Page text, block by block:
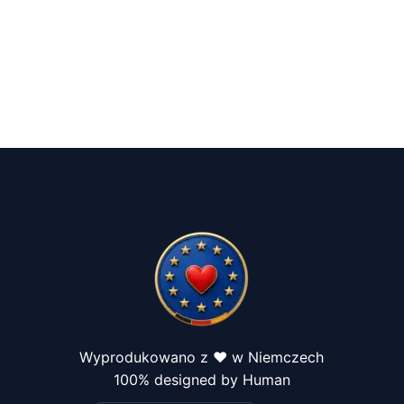
Wyprodukowano z ❤️ w Niemczech
100% designed by Human